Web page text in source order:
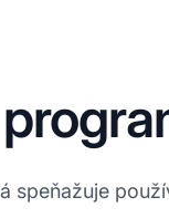
speňažuje